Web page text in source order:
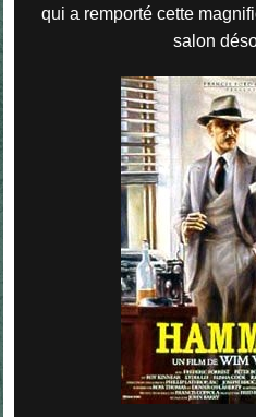
qui a remporté cette
salon